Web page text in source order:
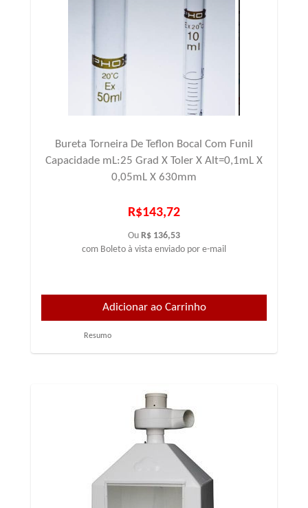
Bureta Torneira De Teflon Bocal Com Funil
Capacidade mL:25 Grad X Toler X Alt=0,1mL X
0,05mL X 630mm
R$143,72
Ou R$ 136,53
com Boleto à vista enviado por e-mail
Resumo